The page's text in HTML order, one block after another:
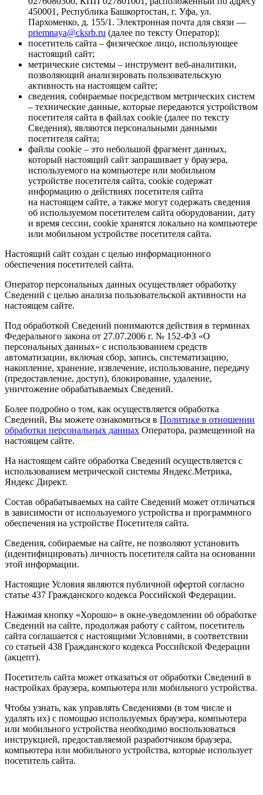
450001, Республика Башкортостан, г. Уфа, ул.
Пархоменко, д. 155/1. Электронная почта для связи —
priemnaya@cksrb.ru (далее по тексту Оператор);
посетитель сайта – физическое лицо, использующее
настоящий сайт;
метрические системы – инструмент веб-аналитики,
позволяющий анализировать пользовательскую
активность на настоящем сайте;
сведения, собираемые посредством метрических систем
– технические данные, которые передаются устройством
посетителя сайта в файлах сookie (далее по тексту
Сведения), являются персональными данными
посетителя сайта;
файлы сookie – это небольшой фрагмент данных,
который настоящий сайт запрашивает у браузера,
используемого на компьютере или мобильном
устройстве посетителя сайта, сookie содержат
информацию о действиях посетителя сайта
на настоящем сайте, а также могут содержать сведения
об используемом посетителем сайта оборудовании, дату
и время сессии, сookie хранятся локально на компьютере
или мобильном устройстве посетителя сайта.
Настоящий сайт создан с целью информационного
обеспечения посетителей сайта.
Оператор персональных данных осуществляет обработку
Сведений с целью анализа пользовательской активности на
настоящем сайте.
Под обработкой Сведений понимаются действия в терминах
Федерального закона от 27.07.2006 г. № 152-ФЗ «О
персональных данных» с использованием средств
автоматизации, включая сбор, запись, систематизацию,
накопление, хранение, извлечение, использование, передачу
(предоставление, доступ), блокирование, удаление,
уничтожение обрабатываемых Сведений.
Более подробно о том, как осуществляется обработка
Сведений, Вы можете ознакомиться в Политике в отношении
обработки персональных данных Оператора, размещенной на
настоящем сайте.
На настоящем сайте обработка Сведений осуществляется с
использованием метрической системы Яндекс.Метрика,
Яндекс Директ.
Состав обрабатываемых на сайте Сведений может отличаться
в зависимости от используемого устройства и программного
обеспечения на устройстве Посетителя сайта.
Сведения, собираемые на сайте, не позволяют установить
(идентифицировать) личность посетителя сайта на основании
этой информации.
Настоящие Условия являются публичной офертой согласно
статье 437 Гражданского кодекса Российской Федерации.
Нажимая кнопку «Хорошо» в окне-уведомлении об обработке
Сведений на сайте, продолжая работу с сайтом, посетитель
сайта соглашается с настоящими Условиями, в соответствии
со статьей 438 Гражданского кодекса Российской Федерации
(акцепт).
Посетитель сайта может отказаться от обработки Сведений в
настройках браузера, компьютера или мобильного устройства.
Чтобы узнать, как управлять Сведениями (в том числе и
удалять их) с помощью используемых браузера, компьютера
или мобильного устройства необходимо воспользоваться
инструкцией, предоставляемой разработчиком браузера,
компьютера или мобильного устройства, которые использует
посетитель сайта.